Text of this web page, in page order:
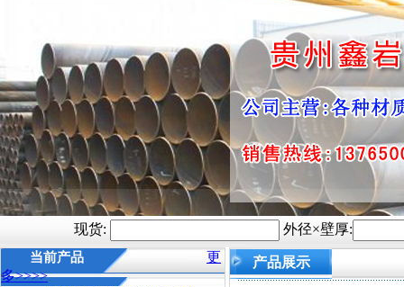
现货: 外径×壁厚:
当前产品
更
多>>>>
产品展示